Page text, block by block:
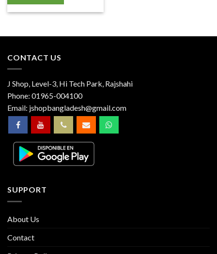
CONTACT US
J Shop, Level-3, Hi Tech Park, Rajshahi
Phone: 01965-004100
Email: jshopbangladesh@gmail.com
SUPPORT
About Us
Contact